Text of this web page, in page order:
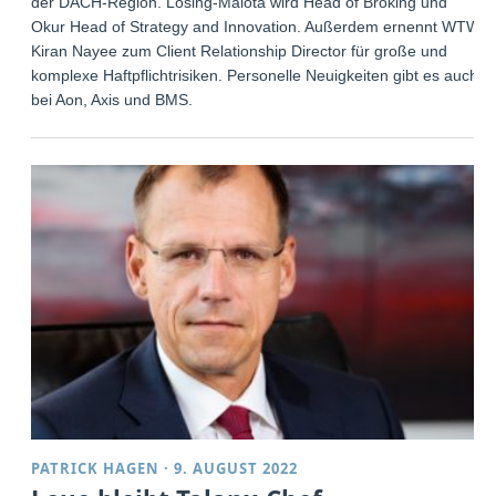
Okur Head of Strategy and Innovation. Außerdem ernennt WTW
Kiran Nayee zum Client Relationship Director für große und
komplexe Haftpflichtrisiken. Personelle Neuigkeiten gibt es auch
bei Aon, Axis und BMS.
PATRICK HAGEN ·9. AUGUST 2022